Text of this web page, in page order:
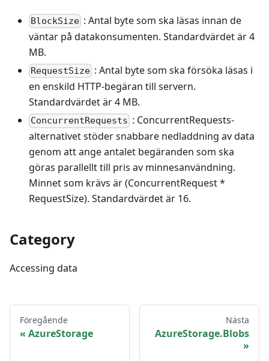
BlockSize : Antal byte som ska läsas innan de
väntar på datakonsumenten. Standardvärdet är 4
MB.
RequestSize : Antal byte som ska försöka läsas i
en enskild HTTP-begäran till servern.
Standardvärdet är 4 MB.
ConcurrentRequests : ConcurrentRequests-
alternativet stöder snabbare nedladdning av data
genom att ange antalet begäranden som ska
göras parallellt till pris av minnesanvändning.
Minnet som krävs är (ConcurrentRequest *
RequestSize). Standardvärdet är 16.
Category
Accessing data
Föregående
AzureStorage
Nästa
AzureStorage.Blobs